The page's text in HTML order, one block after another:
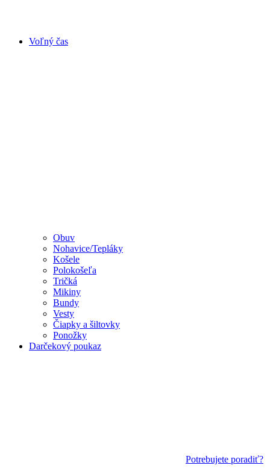
Voľný čas
Obuv
Nohavice/Tepláky
Košele
Polokošeľa
Tričká
Mikiny
Bundy
Vesty
Čiapky a šiltovky
Ponožky
Darčekový poukaz
Potrebujete poradiť?